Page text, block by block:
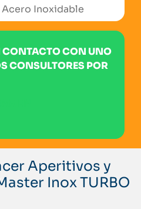
Europea
CONTACTO CON UNO
CONSULTORES POR
Aperitivos y
Inox TURBO